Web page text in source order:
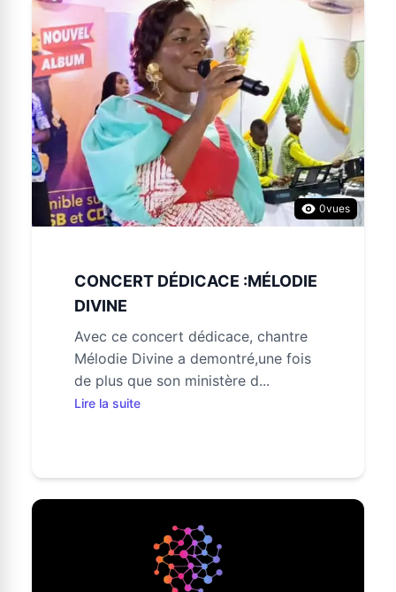
0vues
CONCERT DÉDICACE :MÉLODIE
DIVINE
Avec ce concert dédicace, chantre
Mélodie Divine a demontré,une fois
de plus que son ministère d...
Lire la suite